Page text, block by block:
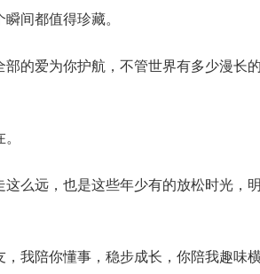
间都值得珍藏。
的爱为你护航，不管世界有多少漫长
么远，也是这些年少有的放松时光，
我陪你懂事，稳步成长，你陪我趣味